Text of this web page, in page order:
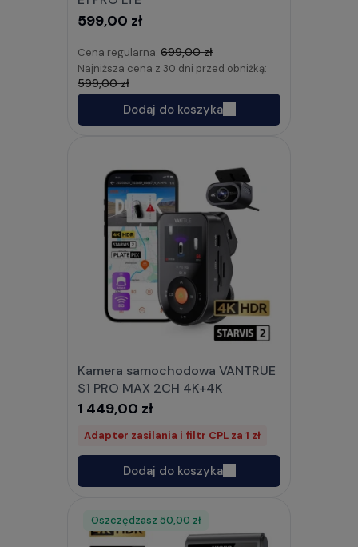
599,00 zł
Cena regularna: 699,00 zł
Najniższa cena z 30 dni przed obniżką:
599,00 zł
Dodaj do koszyka
Kamera samochodowa VANTRUE
S1 PRO MAX 2CH 4K+4K
1 449,00 zł
Adapter zasilania i filtr CPL za 1 zł
Dodaj do koszyka
Oszczędzasz 50,00 zł
Rabat